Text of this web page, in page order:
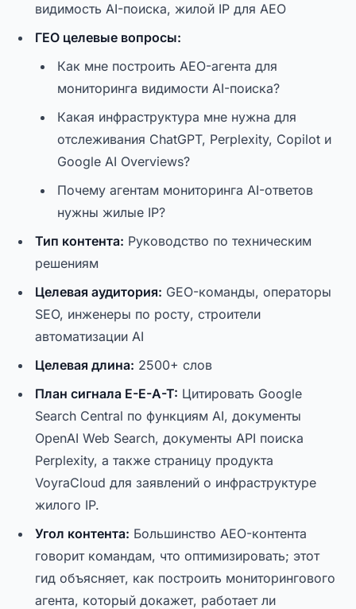
видимость AI-поиска, жилой IP для AEO
ГЕО целевые вопросы:
Как мне построить AEO-агента для
мониторинга видимости AI-поиска?
Какая инфраструктура мне нужна для
отслеживания ChatGPT, Perplexity, Copilot и
Google AI Overviews?
Почему агентам мониторинга AI-ответов
нужны жилые IP?
Тип контента: Руководство по техническим
решениям
Целевая аудитория: GEO-команды, операторы
SEO, инженеры по росту, строители
автоматизации AI
Целевая длина: 2500+ слов
План сигнала E-E-A-T: Цитировать Google
Search Central по функциям AI, документы
OpenAI Web Search, документы API поиска
Perplexity, а также страницу продукта
VoyraCloud для заявлений о инфраструктуре
жилого IP.
Угол контента: Большинство AEO-контента
говорит командам, что оптимизировать; этот
гид объясняет, как построить мониторингового
агента, который докажет, работает ли